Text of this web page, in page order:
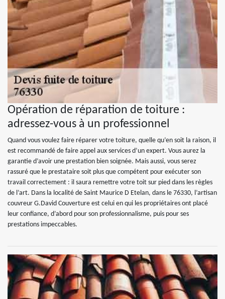
Opération de réparation de toiture :
adressez-vous à un professionnel
Quand vous voulez faire réparer votre toiture, quelle qu’en soit la raison, il
est recommandé de faire appel aux services d’un expert. Vous aurez la
garantie d’avoir une prestation bien soignée. Mais aussi, vous serez
rassuré que le prestataire soit plus que compétent pour exécuter son
travail correctement : il saura remettre votre toit sur pied dans les règles
de l’art. Dans la localité de Saint Maurice D Etelan, dans le 76330, l’artisan
couvreur G.David Couverture est celui en qui les propriétaires ont placé
leur confiance, d’abord pour son professionnalisme, puis pour ses
prestations impeccables.